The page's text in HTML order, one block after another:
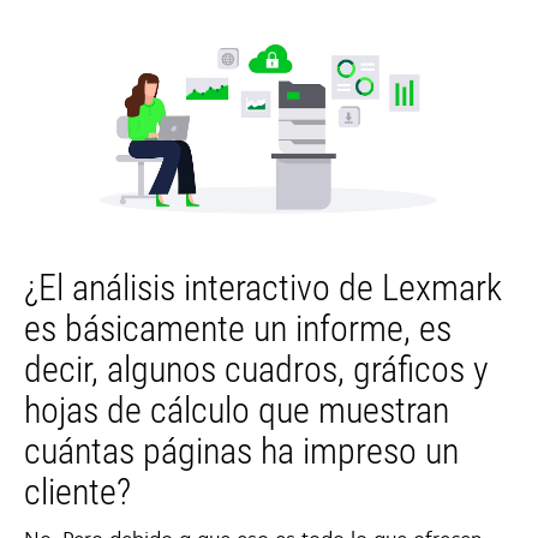
¿El análisis interactivo de Lexmark
es básicamente un informe, es
decir, algunos cuadros, gráficos y
hojas de cálculo que muestran
cuántas páginas ha impreso un
cliente?